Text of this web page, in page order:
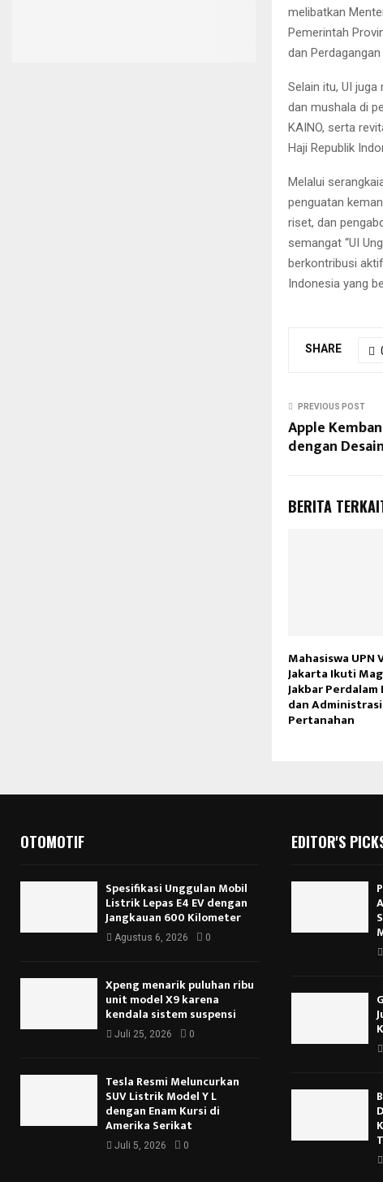
melibatkan
Pemerintah
dan
Selain itu, UI
dan mushala di
KAINO, serta
Haji Republik
Melalui
penguatan
riset, dan
semangat “UI
berkontribusi
Indonesia yang
SHARE
PREVIOUS POST
Apple
dengan
BERITA
Mahasiswa UPN
Jakarta Ikuti
Jakbar Perdalam
dan Administrasi
Pertanahan
OTOMOTIF
Spesifikasi Unggulan Mobil
Listrik Lepas E4 EV dengan
Jangkauan 600 Kilometer
Agustus 6, 2026 0
Xpeng menarik puluhan ribu
unit model X9 karena
kendala sistem suspensi
Juli 25, 2026 0
Tesla Resmi Meluncurkan
SUV Listrik Model Y L
dengan Enam Kursi di
Amerika Serikat
Juli 5, 2026 0
EDITOR'S